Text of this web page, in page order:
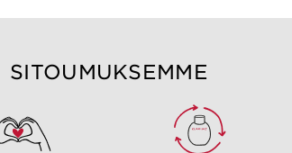
SITOUMUKSEMME